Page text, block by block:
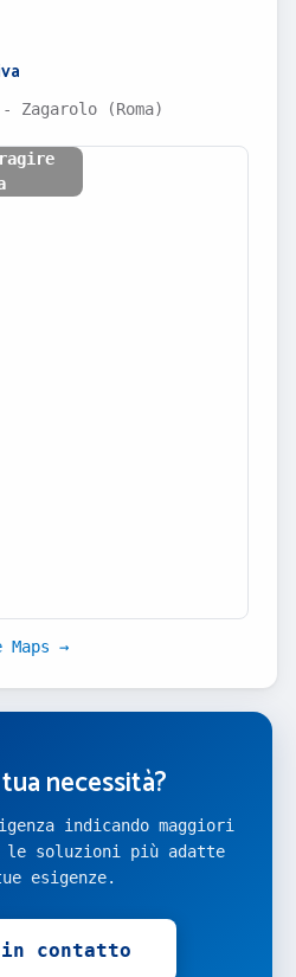
(Roma)
→
necessità?
indicando maggiori
soluzioni più adatte
esigenze.
contatto